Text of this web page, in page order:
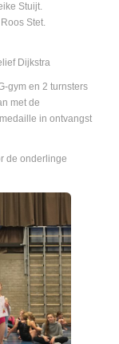
Stuijt.
Stet.
Dijkstra
gym en 2 turnsters
met de
in ontvangst
de onderlinge